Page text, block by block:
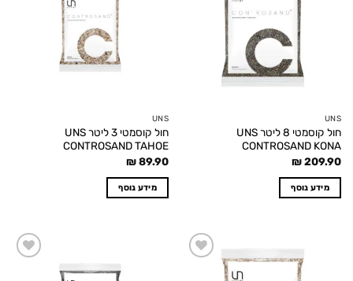
UNS
חול קוסמטי 8 ליטר UNS
CONTROSAND KONA
₪209.90
מידע נוסף
UNS
חול קוסמטי 3 ליטר UNS
CONTROSAND TAHOE
₪89.90
מידע נוסף